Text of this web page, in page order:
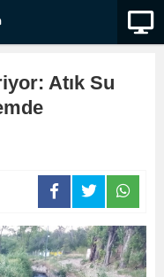
Atık Su